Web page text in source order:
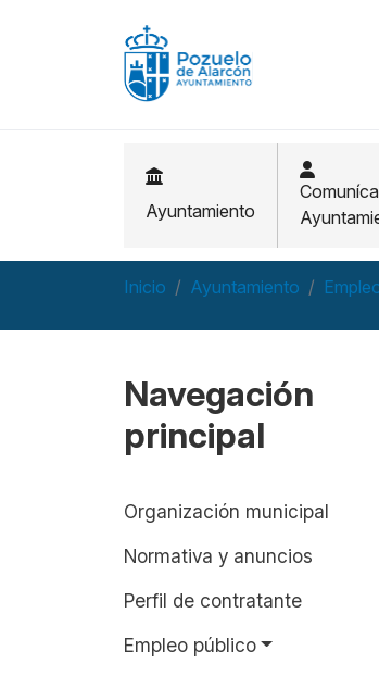
Ayuntamiento
Inicio Ayuntamiento
Navegación
principal
Organización municipal
Normativa y anuncios
Perfil de contratante
Empleo público